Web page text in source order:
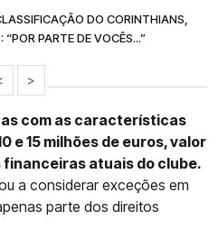
DO CORINTHIANS,
PARTE DE VOCÊS...”
>
com as características
e 15 milhões de euros, valor
atuais do clube.
a considerar exceções em
parte dos direitos